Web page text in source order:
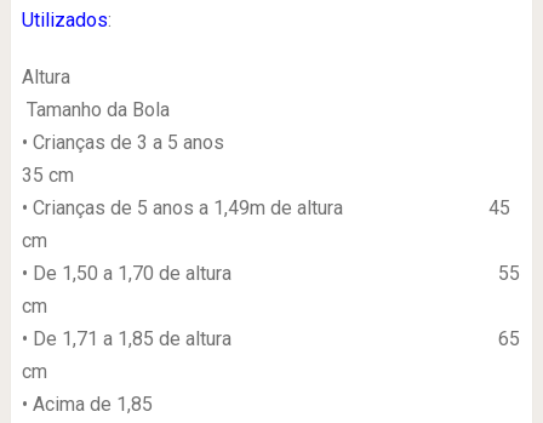
Utilizados:
Altura
Tamanho da Bola
• Crianças de 3 a 5 anos
35 cm
• Crianças de 5 anos a 1,49m de altura 45
cm
• De 1,50 a 1,70 de altura 55
cm
• De 1,71 a 1,85 de altura 65
cm
• Acima de 1,85